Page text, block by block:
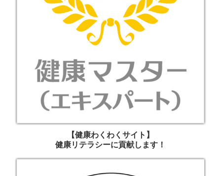
【健康わくわくサイト】
健康リテラシーに貢献します！